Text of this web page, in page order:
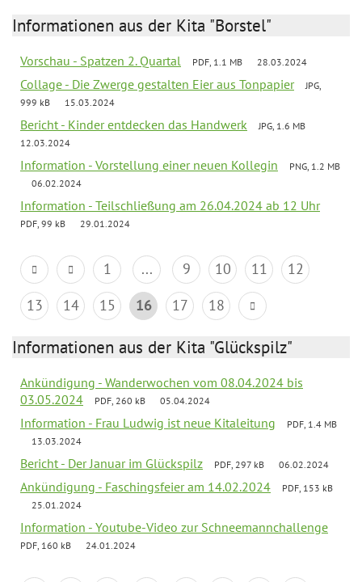
Informationen aus der Kita "Borstel"
Vorschau - Spatzen 2. Quartal PDF, 1.1 MB 28.03.2024
Collage - Die Zwerge gestalten Eier aus Tonpapier
JPG,
999 kB
15.03.2024
Bericht - Kinder entdecken das Handwerk
JPG, 1.6 MB
12.03.2024
Information - Vorstellung einer neuen Kollegin
PNG, 1.2 MB
06.02.2024
Information - Teilschließung am 26.04.2024 ab 12 Uhr
PDF, 99 kB 29.01.2024
1 ... 9 10 11
12
13
14 15 16 17 18
Informationen aus der Kita "Glückspilz"
Ankündigung - Wanderwochen vom 08.04.2024 bis
03.05.2024
PDF, 260 kB 05.04.2024
Information - Frau Ludwig ist neue Kitaleitung
PDF, 1.4 MB
13.03.2024
Bericht - Der Januar im Glückspilz PDF, 297 kB 06.02.2024
Ankündigung - Faschingsfeier am 14.02.2024
PDF, 153 kB
25.01.2024
Information - Youtube-Video zur Schneemannchallenge
PDF, 160 kB 24.01.2024